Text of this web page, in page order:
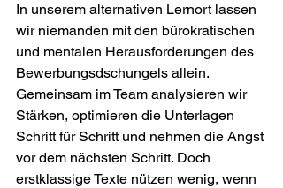
In unserem alternativen Lernort lassen
wir niemanden mit den bürokratischen
und mentalen Herausforderungen des
Bewerbungsdschungels allein.
Gemeinsam im Team analysieren wir
Stärken, optimieren die Unterlagen
Schritt für Schritt und nehmen die Angst
vor dem nächsten Schritt. Doch
erstklassige Texte nützen wenig, wenn